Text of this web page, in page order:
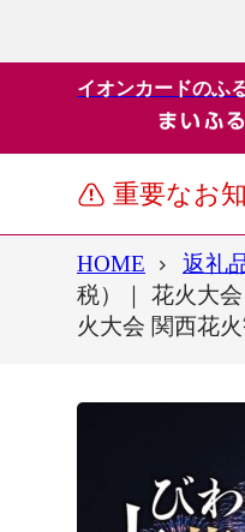
イオンカードのふ
重要なお
HOME 返礼
税）｜ 花火大
火大会 関西花